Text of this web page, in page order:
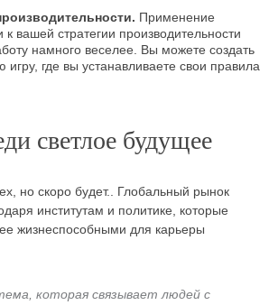
Применение
к вашей стратегии производительности
намного веселее. Вы можете создать
игру, где вы устанавливаете свои правила
светлое будущее
но скоро будет.. Глобальный рынок
институтам и политике, которые
жизнеспособными для карьеры
которая связывает людей с